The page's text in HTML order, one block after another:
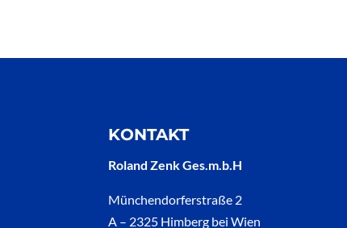
KONTAKT
Roland Zenk Ges.m.b.H
Münchendorferstraße 2
A – 2325 Himberg bei Wien